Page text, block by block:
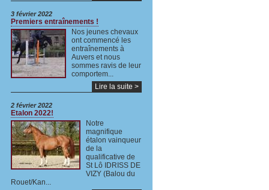
3 février 2022
Premiers entraînements !
Nos jeunes chevaux
ont commencé les
entraînements à
Auvers et nous
sommes ravis de leur
comportem...
Lire la suite >
2 février 2022
Etalon 2022!
Notre
magnifique
étalon vainqueur
de la
qualificative de
St Lô IDRISS DE
VIZY (Balou du
Rouet/Kan...